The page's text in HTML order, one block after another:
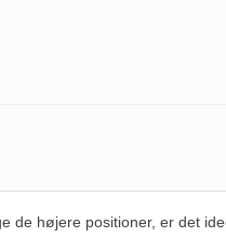
de højere positioner, er det